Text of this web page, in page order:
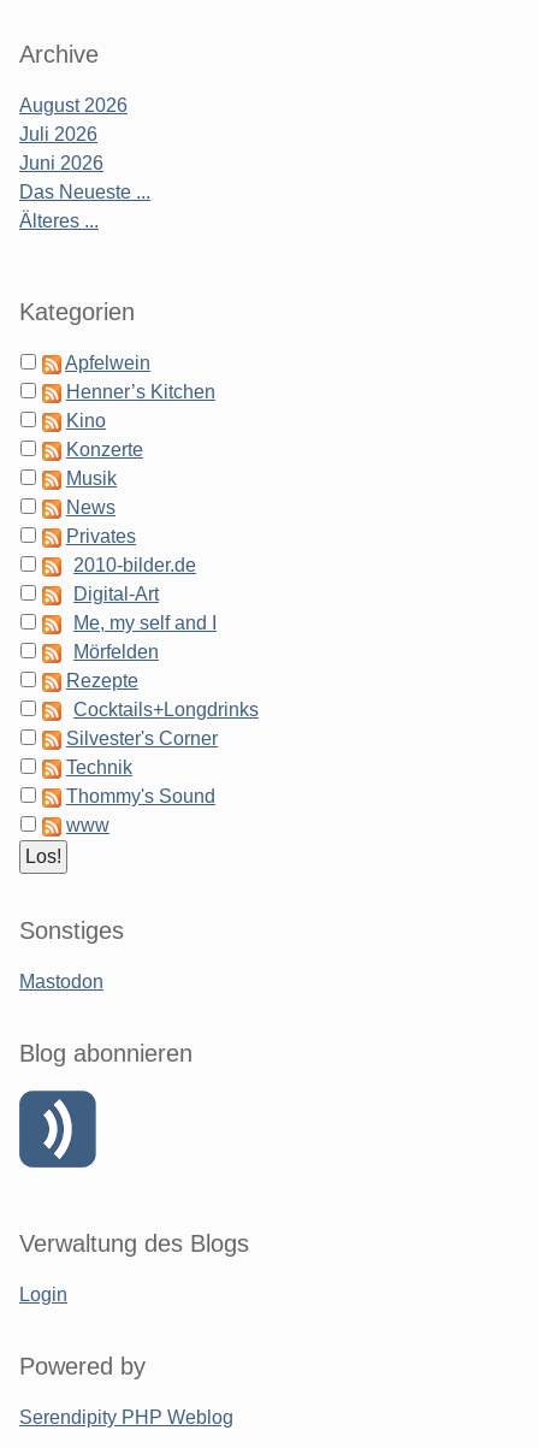
Archive
August 2026
Juli 2026
Juni 2026
Das Neueste ...
Älteres ...
Kategorien
Apfelwein
Henner’s Kitchen
Kino
Konzerte
Musik
News
Privates
2010-bilder.de
Digital-Art
Me, my self and I
Mörfelden
Rezepte
Cocktails+Longdrinks
Silvester's Corner
Technik
Thommy's Sound
www
Sonstiges
Mastodon
Blog abonnieren
Verwaltung des Blogs
Login
Powered by
Serendipity PHP Weblog